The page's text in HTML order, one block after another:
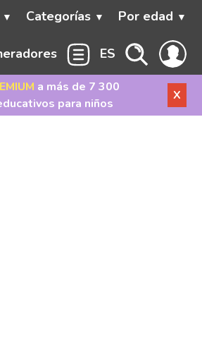
Categorías Por edad
ES
a más de 7 300
para niños
X